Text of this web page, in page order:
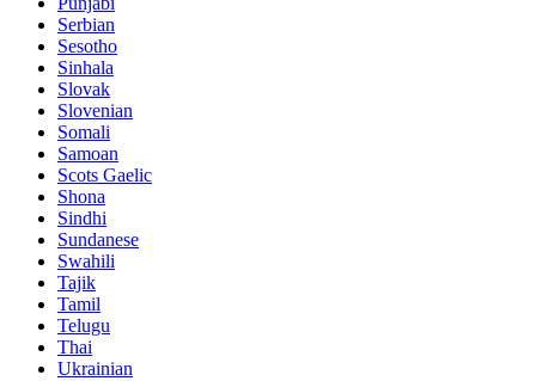
Serbian
Sesotho
Sinhala
Slovak
Slovenian
Somali
Samoan
Scots Gaelic
Shona
Sindhi
Sundanese
Swahili
Tajik
Tamil
Telugu
Thai
Ukrainian